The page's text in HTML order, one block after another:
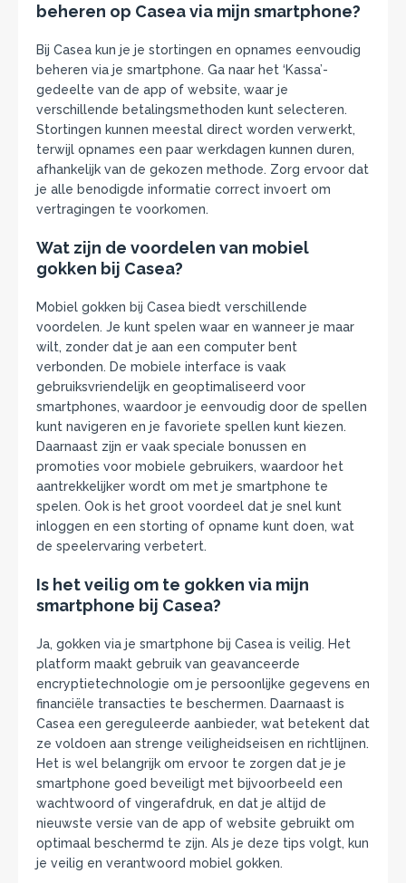
beheren op Casea via mijn smartphone?
Bij Casea kun je je stortingen en opnames eenvoudig
beheren via je smartphone. Ga naar het ‘Kassa’-
gedeelte van de app of website, waar je
verschillende betalingsmethoden kunt selecteren.
Stortingen kunnen meestal direct worden verwerkt,
terwijl opnames een paar werkdagen kunnen duren,
afhankelijk van de gekozen methode. Zorg ervoor dat
je alle benodigde informatie correct invoert om
vertragingen te voorkomen.
Wat zijn de voordelen van mobiel
gokken bij Casea?
Mobiel gokken bij Casea biedt verschillende
voordelen. Je kunt spelen waar en wanneer je maar
wilt, zonder dat je aan een computer bent
verbonden. De mobiele interface is vaak
gebruiksvriendelijk en geoptimaliseerd voor
smartphones, waardoor je eenvoudig door de spellen
kunt navigeren en je favoriete spellen kunt kiezen.
Daarnaast zijn er vaak speciale bonussen en
promoties voor mobiele gebruikers, waardoor het
aantrekkelijker wordt om met je smartphone te
spelen. Ook is het groot voordeel dat je snel kunt
inloggen en een storting of opname kunt doen, wat
de speelervaring verbetert.
Is het veilig om te gokken via mijn
smartphone bij Casea?
Ja, gokken via je smartphone bij Casea is veilig. Het
platform maakt gebruik van geavanceerde
encryptietechnologie om je persoonlijke gegevens en
financiële transacties te beschermen. Daarnaast is
Casea een gereguleerde aanbieder, wat betekent dat
ze voldoen aan strenge veiligheidseisen en richtlijnen.
Het is wel belangrijk om ervoor te zorgen dat je je
smartphone goed beveiligt met bijvoorbeeld een
wachtwoord of vingerafdruk, en dat je altijd de
nieuwste versie van de app of website gebruikt om
optimaal beschermd te zijn. Als je deze tips volgt, kun
je veilig en verantwoord mobiel gokken.